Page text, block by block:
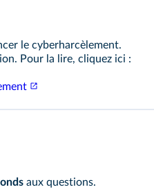
le cyberharcèlement.
Pour la lire, cliquez ici :
aux questions.